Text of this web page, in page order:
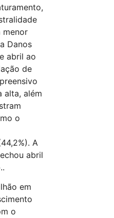
menor
Danos
abril ao
de
alta, além
o
A
abril
em
o